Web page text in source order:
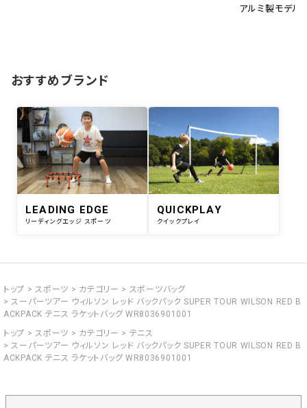
アルミ製モデル
おすすめブランド
LEADING EDGE
リーディングエッジ スポーツ
QUICKPLAY
クイックプレイ
トップ スポーツ カテゴリー
スポーツバッグ
スーパーツアー ウィルソン レッド バックパック SUPER TOUR WILSON RED B
ACKPACK テニス ラケットバッグ WR8036901001
トップ
スポーツ カテゴリー
テニス
スーパーツアー ウィルソン レッド バックパック SUPER TOUR WILSON RED B
ACKPACK テニス ラケットバッグ WR8036901001